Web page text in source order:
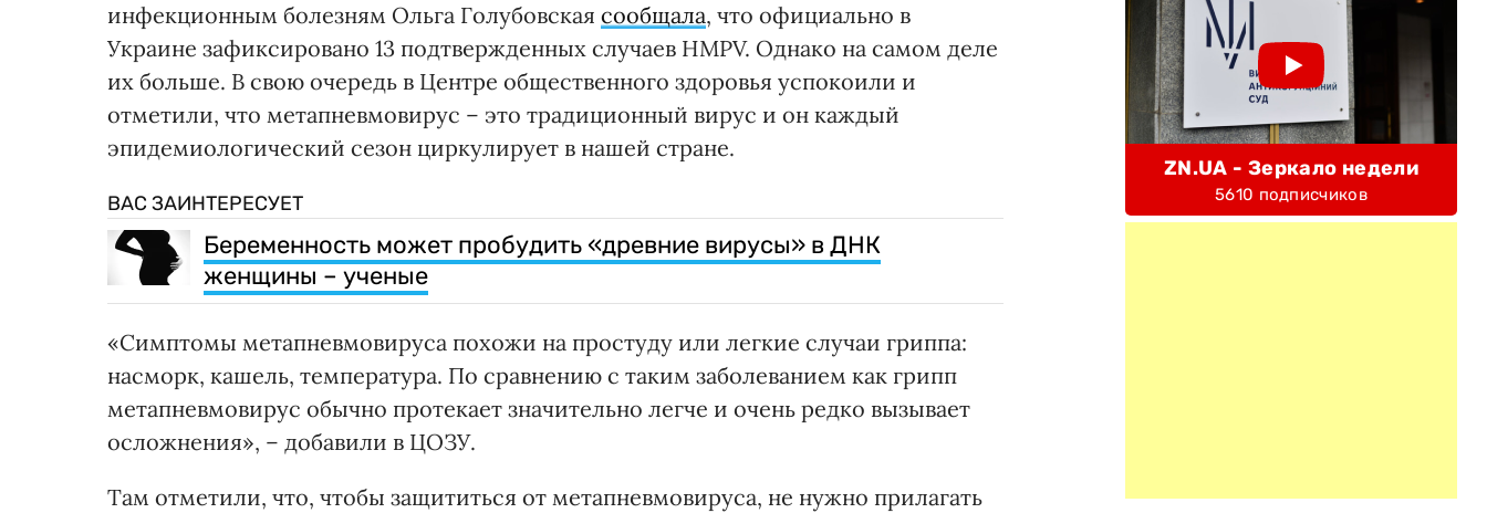
инфекционным болезням Ольга Голубовская сообщала, что официально в
Украине зафиксировано 13 подтвержденных случаев HMPV. Однако на самом деле
их больше. В свою очередь в Центре общественного здоровья успокоили и
отметили, что метапневмовирус – это традиционный вирус и он каждый
эпидемиологический сезон циркулирует в нашей стране.
ВАС ЗАИНТЕРЕСУЕТ
Беременность может пробудить «древние вирусы» в ДНК
женщины – ученые
«Симптомы метапневмовируса похожи на простуду или легкие случаи гриппа:
насморк, кашель, температура. По сравнению с таким заболеванием как грипп
метапневмовирус обычно протекает значительно легче и очень редко вызывает
осложнения», – добавили в ЦОЗУ.
Там отметили, что, чтобы защититься от метапневмовируса, не нужно прилагать
ZN.UA - Зеркало недели
5610 подписчиков